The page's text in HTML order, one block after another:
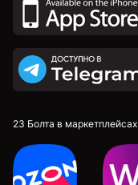
23 Болта в маркетплейсах